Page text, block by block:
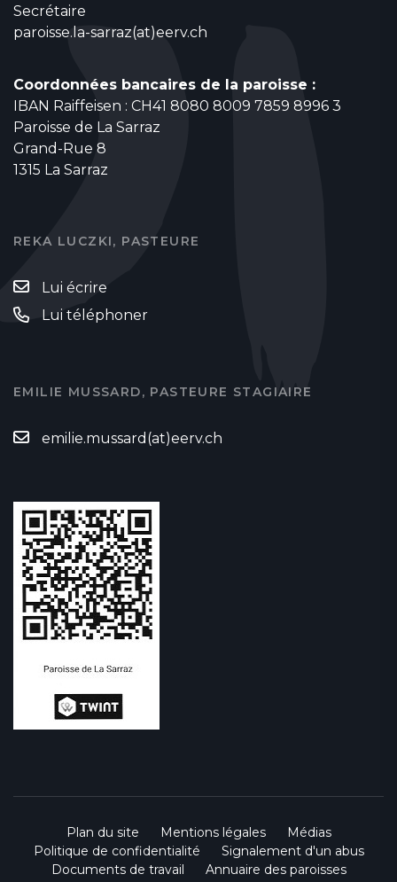
Secrétaire
paroisse.la-sarraz(at)eerv.ch
Coordonnées bancaires de la paroisse :
IBAN Raiffeisen : CH41 8080 8009 7859 8996 3
Paroisse de La Sarraz
Grand-Rue 8
1315 La Sarraz
REKA LUCZKI, PASTEURE
Lui écrire
Lui téléphoner
EMILIE MUSSARD, PASTEURE STAGIAIRE
emilie.mussard(at)eerv.ch
Plan du site Mentions légales
Médias
Politique de confidentialité
Signalement d'un abus
Documents de travail
Annuaire des paroisses